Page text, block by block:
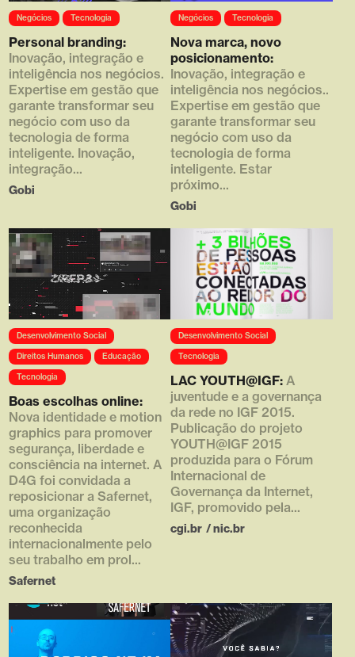
Array ( [0] =>
https://d4g.com.br/wp-
content/uploads/2020/01/filme_
04_hq-768x432.jpg [1] => 768
[2] => 432 [3] => 1 )
Negócios Tecnologia
Personal branding:
Inovação, integração e
inteligência nos negócios.
Expertise em gestão que
garante transformar seu
negócio com uso da
tecnologia de forma
inteligente. Inovação,
integração...
Gobi
Array ( [0] =>
https://d4g.com.br/wp-
content/uploads/2020/01/thumb
_01-768x672.png [1] => 768
[2] => 672 [3] => 1 )
Negócios Tecnologia
Nova marca, novo
posicionamento:
Inovação, integração e
inteligência nos negócios..
Expertise em gestão que
garante transformar seu
negócio com uso da
tecnologia de forma
inteligente. Estar
próximo...
Gobi
Desenvolvimento Social
Direitos Humanos
Educação
Tecnologia
Boas escolhas online:
Nova identidade e motion
graphics para promover
segurança, liberdade e
consciência na internet. A
D4G foi convidada a
reposicionar a Safernet,
uma organização
reconhecida
internacionalmente pelo
seu trabalho em prol...
Safernet
Array ( [0] =>
https://d4g.com.br/wp-
content/uploads/2019/01/06-
thumbs_novos_01_2.jpg [1] =>
768 [2] => 432 [3] => )
Desenvolvimento Social
Tecnologia
LAC YOUTH@IGF: A
juventude e a governança
da rede no IGF 2015.
Publicação do projeto
YOUTH@IGF 2015
produzida para o Fórum
Internacional de
Governança da Internet,
IGF, promovido pela...
cgi.br /nic.br